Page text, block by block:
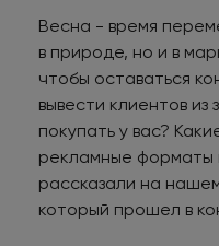
Весна - время
в природе, но и в
чтобы оставаться
вывести клиентов из
покупать у вас?
рекламные форматы
рассказали на
который прошел в